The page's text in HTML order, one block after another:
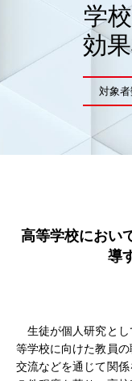
学
効
対象
高等学校におい
導
生徒が個人研究とし
等学校に向けた教員
交流などを通じて関